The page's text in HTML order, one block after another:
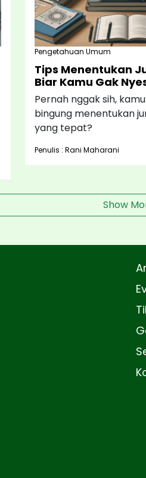
Pengetahuan Umum
Tips Menentukan
Biar Kamu Gak
Pernah nggak sih,
bingung menentukan
yang tepat?
Penulis : Rani Maharani
Show